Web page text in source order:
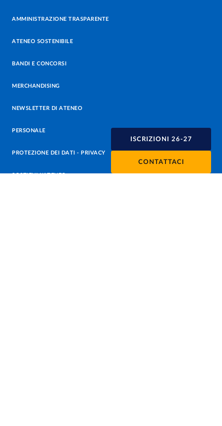
ISCRIZIONI 26-27
CONTATTACI
AMMINISTRAZIONE TRASPARENTE
ATENEO SOSTENIBILE
BANDI E CONCORSI
MERCHANDISING
NEWSLETTER DI ATENEO
PERSONALE
PROTEZIONE DEI DATI - PRIVACY
SOSTIENI L'ATENEO